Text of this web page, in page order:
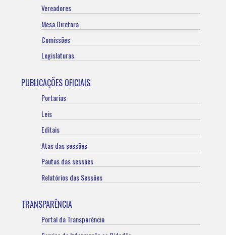
Vereadores
Mesa Diretora
Comissões
Legislaturas
PUBLICAÇÕES OFICIAIS
Portarias
Leis
Editais
Atas das sessões
Pautas das sessões
Relatórios das Sessões
TRANSPARÊNCIA
Portal da Transparência